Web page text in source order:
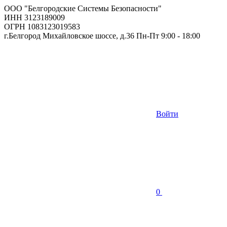
ООО "Белгородские Системы Безопасности"
ИНН 3123189009
ОГРН 1083123019583
г.Белгород Михайловское шоссе, д.36 Пн-Пт 9:00 - 18:00
Войти
0